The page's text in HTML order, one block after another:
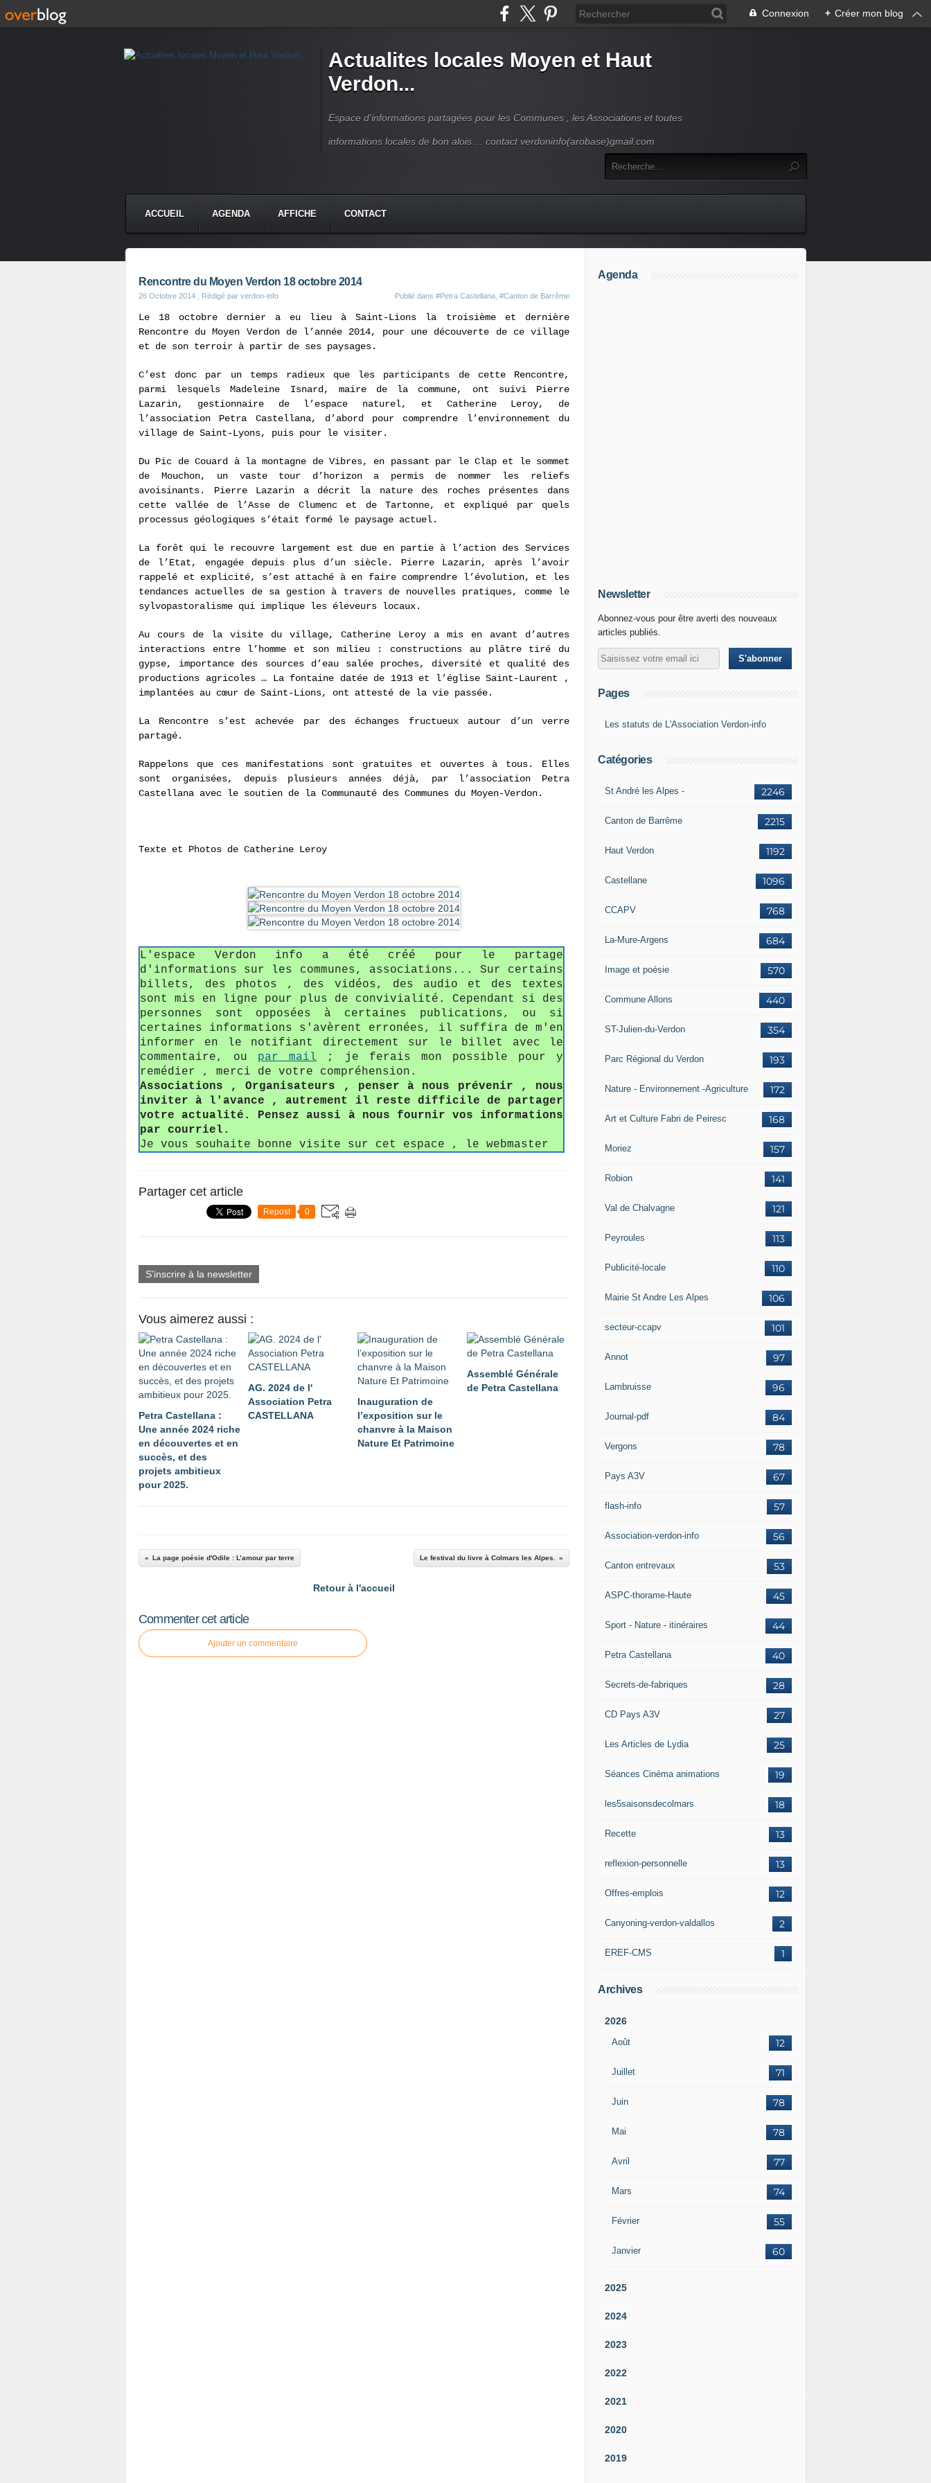
Connexion + Créer mon blog
Actualites locales Moyen et Haut
Verdon...
Espace d'informations partagées pour les Communes , les Associations et toutes
informations locales de bon alois ... contact verdoninfo(arobase)gmail.com
ACCUEIL AGENDA AFFICHE CONTACT
Rencontre du Moyen Verdon 18 octobre 2014
26 Octobre 2014 , Rédigé par verdon-info Publié dans #Petra Castellana #Canton de Barrême
Le 18 octobre dernier a eu lieu à Saint-Lions la troisième et dernière
Rencontre du Moyen Verdon de l’année 2014, pour une découverte de ce village
et de son terroir à partir de ses paysages.
C’est donc par un temps radieux que les participants de cette Rencontre,
parmi lesquels Madeleine Isnard, maire de la commune, ont suivi Pierre
Lazarin, gestionnaire de l’espace naturel, et Catherine Leroy, de
l’association Petra Castellana, d’abord pour comprendre l’environnement du
village de Saint-Lyons, puis pour le visiter.
Du Pic de Couard à la montagne de Vibres, en passant par le Clap et le sommet
de Mouchon, un vaste tour d’horizon a permis de nommer les reliefs
avoisinants. Pierre Lazarin a décrit la nature des roches présentes dans
cette vallée de l’Asse de Clumenc et de Tartonne, et expliqué par quels
processus géologiques s’était formé le paysage actuel.
La forêt qui le recouvre largement est due en partie à l’action des Services
de l’Etat, engagée depuis plus d’un siècle. Pierre Lazarin, après l’avoir
rappelé et explicité, s’est attaché à en faire comprendre l’évolution, et les
tendances actuelles de sa gestion à travers de nouvelles pratiques, comme le
sylvopastoralisme qui implique les éleveurs locaux.
Au cours de la visite du village, Catherine Leroy a mis en avant d’autres
interactions entre l’homme et son milieu : constructions au plâtre tiré du
gypse, importance des sources d’eau salée proches, diversité et qualité des
productions agricoles … La fontaine datée de 1913 et l’église Saint-Laurent ,
implantées au cœur de Saint-Lions, ont attesté de la vie passée.
La Rencontre s’est achevée par des échanges fructueux autour d’un verre
partagé.
Rappelons que ces manifestations sont gratuites et ouvertes à tous. Elles
sont organisées, depuis plusieurs années déjà, par l’association Petra
Castellana avec le soutien de la Communauté des Communes du Moyen-Verdon.
Texte et Photos de Catherine Leroy
L'espace Verdon info a été créé pour le partage
d'informations sur les communes, associations... Sur certains
billets, des photos , des vidéos, des audio et des textes
sont mis en ligne pour plus de convivialité. Cependant si des
personnes sont opposées à certaines publications, ou si
certaines informations s'avèrent erronées, il suffira de m'en
informer en le notifiant directement sur le billet avec le
commentaire, ou par mail ; je ferais mon possible pour y
remédier , merci de votre compréhension.
Associations , Organisateurs , penser à nous prévenir , nous
inviter à l'avance , autrement il reste difficile de partager
votre actualité. Pensez aussi à nous fournir vos informations
par courriel.
Je vous souhaite bonne visite sur cet espace , le webmaster
Partager cet article
Repost 0
S'inscrire à la newsletter
Vous aimerez aussi :
Petra Castellana :
Une année 2024 riche
en découvertes et en
succès, et des
projets ambitieux
pour 2025.
AG. 2024 de l'
Association Petra
CASTELLANA
Inauguration de
l’exposition sur le
chanvre à la Maison
Nature Et Patrimoine
Assemblé Générale
de Petra Castellana
La page poésie d'Odile : L’amour par terre Le festival du livre à Colmars les Alpes.
Retour à l'accueil
Commenter cet article
Ajouter un commentaire
Agenda
Newsletter
Abonnez-vous pour être averti des nouveaux
articles publiés.
Pages
Les statuts de L'Association Verdon-info
Catégories
2246
St André les Alpes -
2215
Canton de Barrême
1192
Haut Verdon
1096
Castellane
768
CCAPV
684
La-Mure-Argens
570
Image et poésie
440
Commune Allons
354
ST-Julien-du-Verdon
193
Parc Régional du Verdon
172
Nature - Environnement -Agriculture
168
Art et Culture Fabri de Peiresc
157
Moriez
141
Robion
121
Val de Chalvagne
113
Peyroules
110
Publicité-locale
106
Mairie St Andre Les Alpes
101
secteur-ccapv
97
Annot
96
Lambruisse
84
Journal-pdf
78
Vergons
67
Pays A3V
57
flash-info
56
Association-verdon-info
53
Canton entrevaux
45
ASPC-thorame-Haute
44
Sport - Nature - itinéraires
40
Petra Castellana
28
Secrets-de-fabriques
27
CD Pays A3V
25
Les Articles de Lydia
19
Séances Cinéma animations
18
les5saisonsdecolmars
13
Recette
13
reflexion-personnelle
12
Offres-emplois
2
Canyoning-verdon-valdallos
1
EREF-CMS
Archives
2026
Août 12
Juillet 71
Juin 78
Mai 78
Avril 77
Mars 74
Février 55
Janvier 60
2025
2024
2023
2022
2021
2020
2019